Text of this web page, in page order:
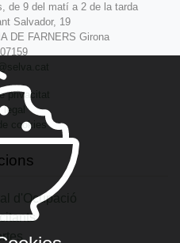
de 9 del matí a 2 de la tarda
Salvador, 19
DE FARNERS Girona
privacitat
cookies
d'Ocupació